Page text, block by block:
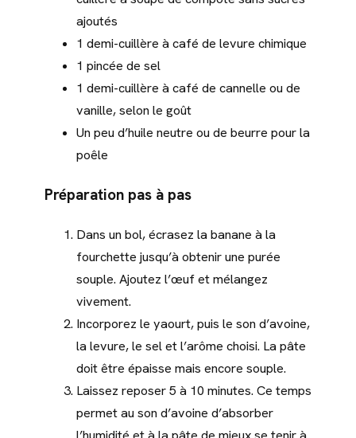
ajoutés
1 demi-cuillère à café de levure chimique
1 pincée de sel
1 demi-cuillère à café de cannelle ou de
vanille, selon le goût
Un peu d’huile neutre ou de beurre pour la
poêle
Préparation pas à pas
Dans un bol, écrasez la banane à la
fourchette jusqu’à obtenir une purée
souple. Ajoutez l’œuf et mélangez
vivement.
Incorporez le yaourt, puis le son d’avoine,
la levure, le sel et l’arôme choisi. La pâte
doit être épaisse mais encore souple.
Laissez reposer 5 à 10 minutes. Ce temps
permet au son d’avoine d’absorber